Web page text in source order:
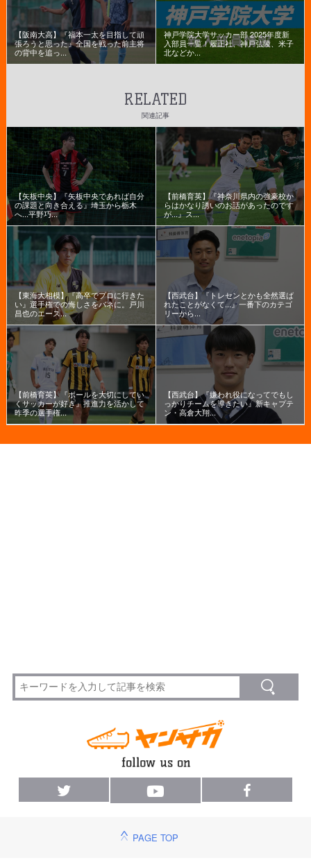
【阪南大高】『福本一太を目指して頑
張ろうと思った』全国を戦った前主将
の背中を追っ...
神戸学院大学サッカー部 2025年度新
入部員一覧！履正社、神戸弘陵、米子
北などか...
RELATED
関連記事
【矢板中央】『矢板中央であれば自分
の課題と向き合える』埼玉から栃木
へ...平野巧...
【前橋育英】『神奈川県内の強豪校か
らはかなり誘いのお話があったのです
が...』ス...
【東海大相模】『高卒でプロに行きた
い』選手権での悔しさをバネに。戸川
昌也のエース...
【西武台】『トレセンとかも全然選ば
れたことがなくて...』一番下のカテゴ
リーから...
【前橋育英】『ボールを大切にしてい
くサッカーが好き』推進力を活かして
昨季の選手権...
【西武台】『嫌われ役になってでもし
っかりチームを導きたい』新キャプテ
ン・高倉大翔...
PAGE TOP